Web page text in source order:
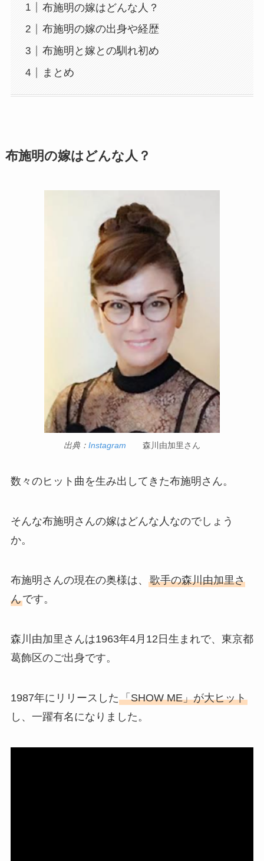
布施明の嫁はどんな人？
布施明の嫁の出身や経歴
布施明と嫁との馴れ初め
まとめ
布施明の嫁はどんな人？
出典： Instagram 森川由加里さん
数々のヒット曲を生み出してきた布施明さん。
そんな布施明さんの嫁はどんな人なのでしょう
か。
布施明さんの現在の奥様は、 歌手の森川由加里さ
んです。
森川由加里さんは1963年4月12日生まれで、東京都
葛飾区のご出身です。
1987年にリリースした「SHOW ME」が大ヒット
し、一躍有名になりました。